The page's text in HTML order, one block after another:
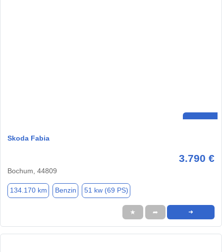
Skoda Fabia
3.790 €
Bochum, 44809
134.170 km Benzin 51 kw (69 PS)
★ ➦ ➜